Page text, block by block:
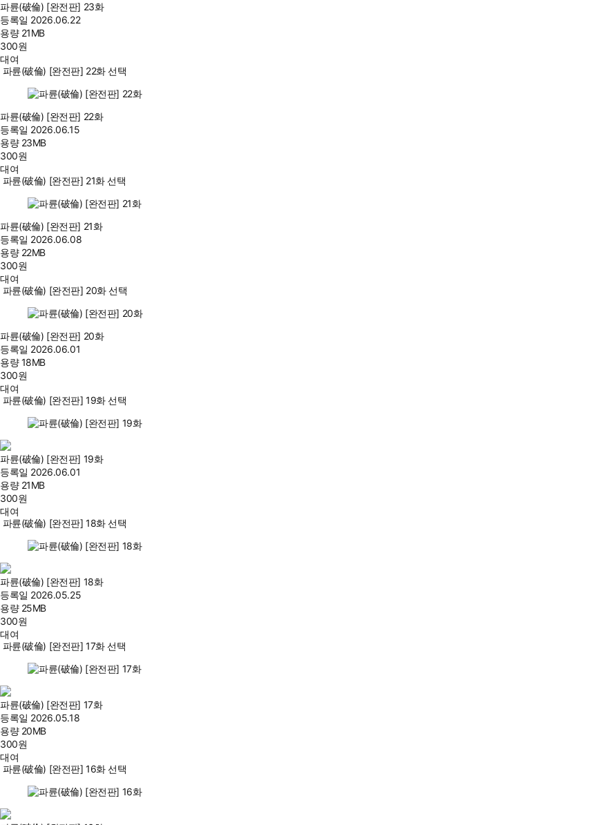
파륜(破倫) [완전판] 23화
등록일 2026.06.22
용량 21MB
300원
대여
파륜(破倫) [완전판] 22화 선택
파륜(破倫) [완전판] 22화
등록일 2026.06.15
용량 23MB
300원
대여
파륜(破倫) [완전판] 21화 선택
파륜(破倫) [완전판] 21화
등록일 2026.06.08
용량 22MB
300원
대여
파륜(破倫) [완전판] 20화 선택
파륜(破倫) [완전판] 20화
등록일 2026.06.01
용량18MB
300원
대여
파륜(破倫) [완전판] 19화 선택
파륜(破倫) [완전판] 19화
등록일 2026.06.01
용량 21MB
300원
대여
파륜(破倫) [완전판] 18화 선택
파륜(破倫) [완전판] 18화
등록일 2026.05.25
용량 25MB
300원
대여
파륜(破倫) [완전판] 17화 선택
파륜(破倫) [완전판] 17화
등록일 2026.05.18
용량 20MB
300원
대여
파륜(破倫) [완전판] 16화 선택